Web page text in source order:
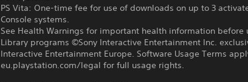
PS Vita: One-time fee for use of downloads on up to 3
Console systems.
See Health Warnings for important health information before
Library programs ©Sony Interactive Entertainment Inc.
Interactive Entertainment Europe. Software Usage Terms
eu.playstation.com/legal for full usage rights.